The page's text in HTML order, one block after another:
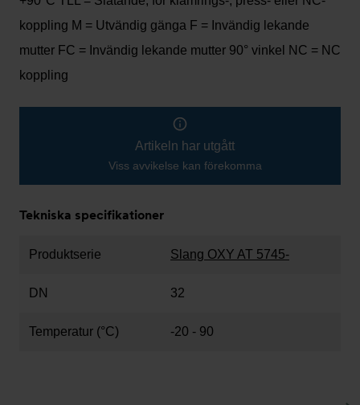
koppling M = Utvändig gänga F = Invändig lekande
mutter FC = Invändig lekande mutter 90° vinkel NC = NC
koppling
Artikeln har utgått
Viss avvikelse kan förekomma
Tekniska specifikationer
Produktserie Slang OXY AT 5745-
DN 32
Temperatur (°C) -20 - 90